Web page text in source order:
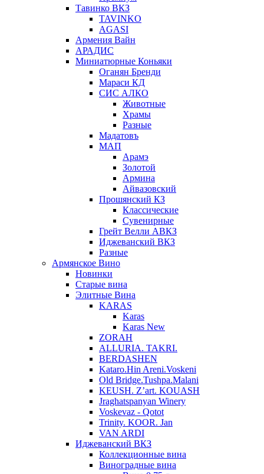
Тавинко ВКЗ
TAVINKO
AGASI
Армения Вайн
АРАДИС
Миниатюрные Коньяки
Оганян Бренди
Мараси КД
СИС АЛКО
Животные
Храмы
Разные
Мадатовъ
МАП
Арамэ
Золотой
Армина
Айвазовский
Прошянский КЗ
Классические
Сувенирные
Грейт Велли АВКЗ
Иджеванский ВКЗ
Разные
Армянское Вино
Новинки
Старые вина
Элитные Вина
KARAS
Karas
Karas New
ZORAH
ALLURIA. TAKRI.
BERDASHEN
Kataro.Hin Areni.Voskeni
Old Bridge.Tushpa.Malani
KEUSH. Z’art. KOUASH
Jraghatspanyan Winery
Voskevaz - Qotot
Trinity. KOOR. Jan
VAN ARDI
Иджеванский ВКЗ
Коллекционные вина
Виноградные вина